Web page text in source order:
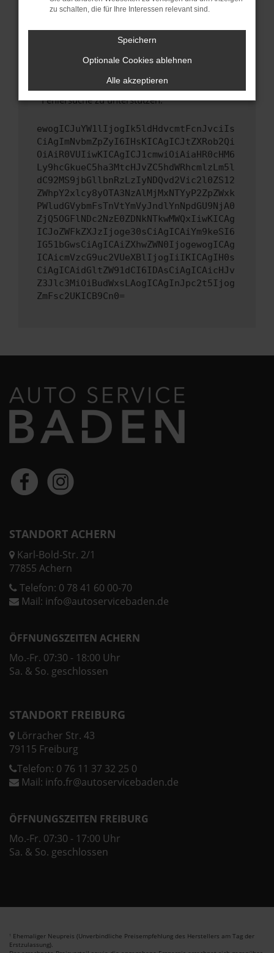
unterstützt werden.
Wende dich an den Webseitenbetreiber.
Wenn du alle oben genannten Schritte versucht
hast, kontaktiere uns bitte. Wir werden
uns diesen Text schicken, um uns bei der
Fehlersuche zu unterstützen:
ewogICJuYW1lIjogIk5ldHdvcmtFcnJvciIs
CiAgImNvbmZpZyI6IHsKICAgICJtZXRob2Qi
OiAiR0VUIiwKICAgICJ1cmwiOiAiaHR0cHM6
Ly9hcGkueC5ha3MtcHJvZC5hdWRhcmlzLm5l
dC92MS9jbGllbnRzLzIyNDQvd2Vic2l0ZS12
ZWhpY2xlcy8yOTA3NzAlMjMxNTYyP2ZpZWxk
PWludGVybmFsTnVtYmVyJndlYnNpdGU9NjA0
ZjQ5OGFlNDc2NzE0ZDNkNTkwMWQxIiwKICAg
ICJoZWFkZXJzIjoge30sCiAgICAiYm9keSI6
IG51bGwsCiAgICAiZXhwZWN0IjogewogICAg
ICAicmVzcG9uc2VUeXBlIjogIiIKICAgIH0s
CiAgICAidGltZW91dCI6IDAsCiAgICAicHJv
Z3Jlc3MiOiBudWxsLAogICAgInJpc2t5Ijog
ZmFsc2UKICB9Cn0=
STANDORT ACHERN
Karl-Bold-Str. 2/1
77855 Achern
Telefon: 0 78 41 60 00-70
Mail: info@autoservicebaden.de
ÖFFNUNGSZEITEN ACHERN
Mo.-Fr. 07:30 - 18:00 Uhr
Sa. & So. geschlossen
STANDORT FREIBURG
Lörracher Str. 43
79115 Freiburg
Telefon: 0 76 11 37 32 25 0
Mail: info.fr@autoservicebaden.de
ÖFFNUNGSZEITEN FREIBURG
Mo.-Fr. 07:30 - 17:00 Uhr
Sa. & So. geschlossen
1 Ehemaliger Neupreis (Unverbindliche Preisempfehlung des Herstellers am Tag der
Erstzulassung).
zu schalten, die für Ihre Interessen relevant sind.
Speichern
Optionale Cookies ablehnen
Alle akzeptieren